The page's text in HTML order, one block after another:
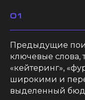
01
Предыдущие
ключевые слова,
«кейтеринг»,
широкими и
выделенный